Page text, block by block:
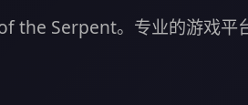
the Serpent。专业的游戏平